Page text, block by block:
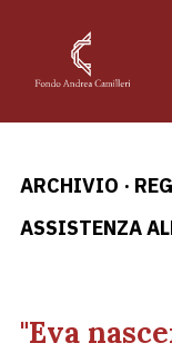
ARCHIVIO ·
ASSISTENZA
"Eva